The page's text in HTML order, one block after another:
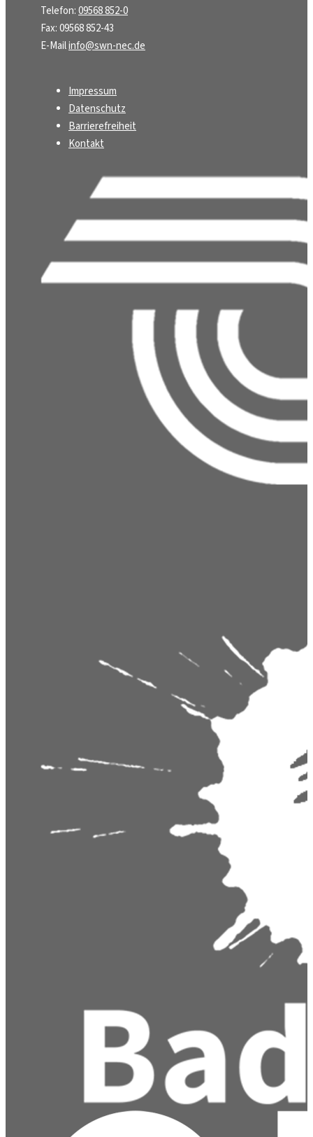
Telefon:09568 852-0
Fax: 09568 852-43
E-Mailinfo@swn-nec.de
Impressum
Datenschutz
Barrierefreiheit
Kontakt